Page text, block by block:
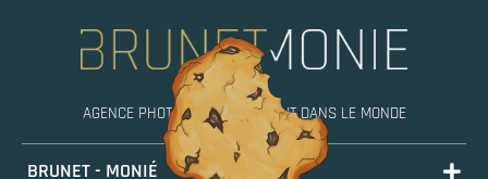
AGENCE PHOTO, MOBILE PARTOUT DANS LE MONDE
BRUNET - MONIÉ